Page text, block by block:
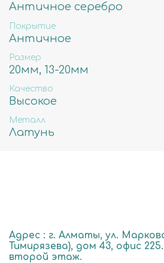
Античное серебро
Покрытие
Античное
Размер
20мм, 13-20мм
Качество
Высокое
Металл
Латунь
Адрес : г. Алматы, ул.
Тимирязева), дом 43, офис
второй этаж.